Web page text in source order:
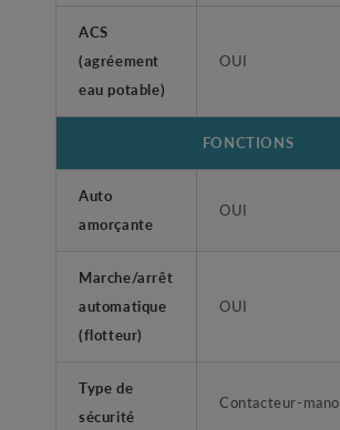
ACS
(agréement
eau potable)
OUI
FONCTIONS
Auto
amorçante
OUI
Marche/arrêt
automatique
(flotteur)
OUI
Type de
sécurité
Contacteur-mano